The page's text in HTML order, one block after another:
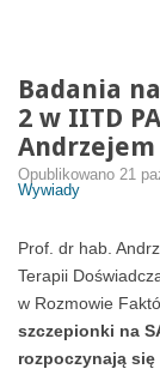
prof.
hab.
Andrzejem
Badania
2 w IITD
Opublikowano 21
Wywiady
Prof. dr hab.
Terapii
w Rozmowie
szczepionki na
rozpoczynają